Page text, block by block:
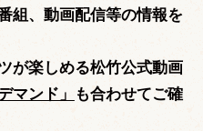
組、動画配信等の情報を
が楽しめる松竹公式動画
マンド」
も合わせてご確